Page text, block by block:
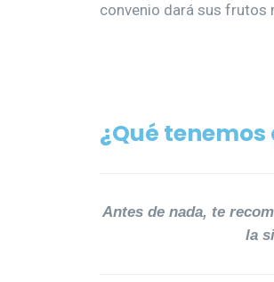
convenio dará sus frutos
¿Qué
Antes de nada, te
la